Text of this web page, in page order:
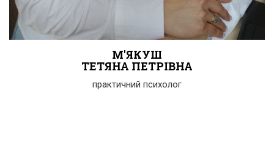
М'ЯКУШ
ТЕТЯНА ПЕТРІВНА
практичний психолог